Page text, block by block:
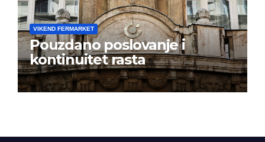
VIKEND FERMARKET
Pouzdano poslovanje i
kontinuitet rasta